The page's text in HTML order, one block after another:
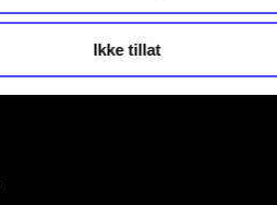
Ikke tillat